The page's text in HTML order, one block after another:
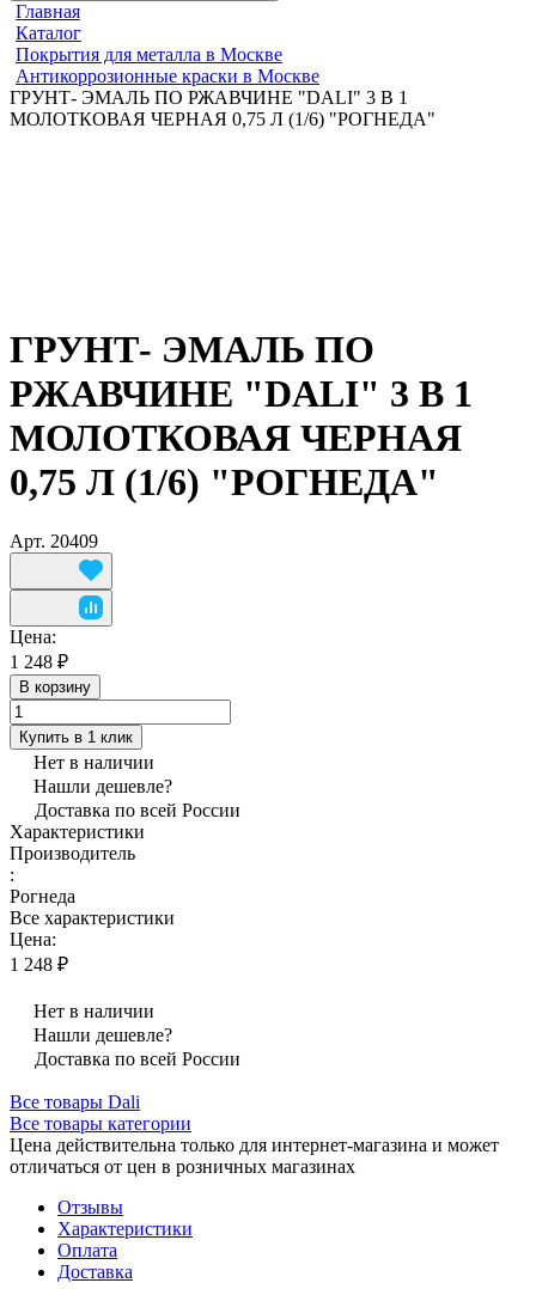
Главная
Каталог
Покрытия для металла в Москве
Антикоррозионные краски в Москве
ГРУНТ- ЭМАЛЬ ПО РЖАВЧИНЕ "DALI" 3 В 1
МОЛОТКОВАЯ ЧЕРНАЯ 0,75 Л (1/6) "РОГНЕДА"
ГРУНТ- ЭМАЛЬ ПО
РЖАВЧИНЕ "DALI" 3 В 1
МОЛОТКОВАЯ ЧЕРНАЯ
0,75 Л (1/6) "РОГНЕДА"
Арт. 20409
Цена:
1 248 ₽
В корзину
Купить в 1 клик
Нет в наличии
Нашли дешевле?
Доставка по всей России
Характеристики
Производитель
:
Рогнеда
Все характеристики
Цена:
1 248 ₽
Нет в наличии
Нашли дешевле?
Доставка по всей России
Все товары Dali
Все товары категории
Цена действительна только для интернет-магазина и может
отличаться от цен в розничных магазинах
Отзывы
Характеристики
Оплата
Доставка